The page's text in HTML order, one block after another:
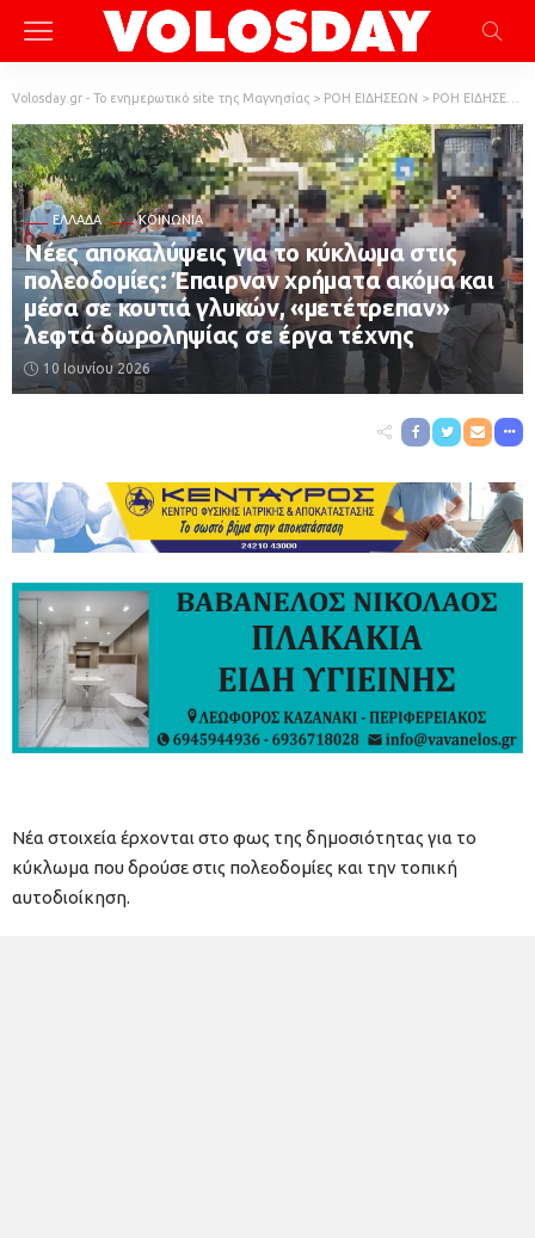
Volosday.gr - Το ενημερωτικό site της Μαγνησίας > ΡΟΗ ΕΙΔΗΣΕΩΝ > ΡΟΗ ΕΙΔΗΣΕΩΝ
ΕΛΛΆΔΑ ΚΟΙΝΩΝΙΑ
Νέες αποκαλύψεις για το κύκλωμα στις
πολεοδομίες: Έπαιρναν χρήματα ακόμα και
μέσα σε κουτιά γλυκών, «μετέτρεπαν»
λεφτά δωροληψίας σε έργα τέχνης
10 Ιουνίου 2026
Νέα στοιχεία έρχονται στο φως της δημοσιότητας για το
κύκλωμα που δρούσε στις πολεοδομίες και την τοπική
αυτοδιοίκηση.